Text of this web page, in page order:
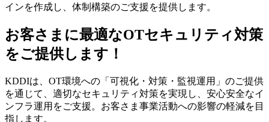
インを作成し、体制構築のご支援を提供します。
お客さまに最適なOTセキュリティ対策
をご提供します！
KDDIは、OT環境への「可視化・対策・監視運用」のご提供
を通じて、適切なセキュリティ対策を実現し、安心安全なイ
ンフラ運用をご支援。お客さま事業活動への影響の軽減を目
指します。